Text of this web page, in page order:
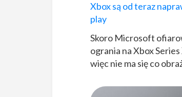
Xbox są od teraz
play
Skoro Microsoft
ogrania na Xbox
więc nie ma się co